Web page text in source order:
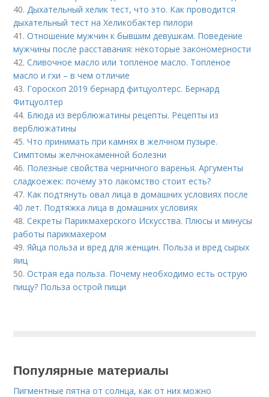
40. Дыхательный хелик тест, что это. Как проводится
дыхательный тест на Хеликобактер пилори
41.Отношение мужчин к бывшим девушкам. Поведение
мужчины после расставания: некоторые закономерности
42.Сливочное масло или топленое масло. Топленое
масло и гхи – в чем отличие
43. Гороскоп 2019 бернард фитцуолтерс. Бернард
Фитцуолтер
44. Блюда из верблюжатины рецепты. Рецепты из
верблюжатины
45.Что принимать при камнях в желчном пузыре.
Симптомы желчнокаменной болезни
46. Полезные свойства черничного варенья. Аргументы
сладкоежек: почему это лакомство стоит есть?
47. Как подтянуть овал лица в домашних условиях после
40 лет. Подтяжка лица в домашних условиях
48.Секреты Парикмахерского Искусства. Плюсы и минусы
работы парикмахером
49. Яйца польза и вред для женщин. Польза и вред сырых
яиц
50.Острая еда польза. Почему необходимо есть острую
пищу? Польза острой пищи
Популярные материалы
Пигментные пятна от солнца, как от них можно